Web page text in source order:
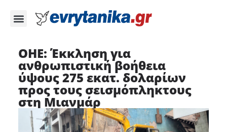
ΟΗΕ: Έκκληση για
ανθρωπιστική βοήθεια
ύψους 275 εκατ. δολαρίων
προς τους σεισμόπληκτους
στη Μιανμάρ